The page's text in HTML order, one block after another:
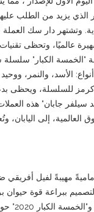
الذي يزيد من الطلب
وتشتهر دار سك
عالميًا، وتحظى
"الخمسة الكبار" سلسلة
الأسد، والنمر،
للسلسلة، ويحظى
جابان" هذه العملات
إلى اليابان،
مهيبةً لفيل أفريقي
ببراعة قوة
عبارة